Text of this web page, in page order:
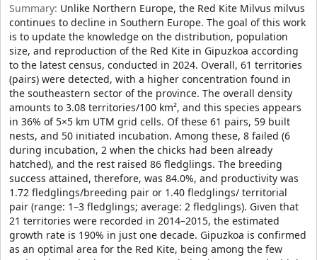
Summary: Unlike Northern Europe, the Red Kite Milvus milvus
continues to decline in Southern Europe. The goal of this work
is to update the knowledge on the distribution, population
size, and reproduction of the Red Kite in Gipuzkoa according
to the latest census, conducted in 2024. Overall, 61 territories
(pairs) were detected, with a higher concentration found in
the southeastern sector of the province. The overall density
amounts to 3.08 territories/100 km², and this species appears
in 36% of 5×5 km UTM grid cells. Of these 61 pairs, 59 built
nests, and 50 initiated incubation. Among these, 8 failed (6
during incubation, 2 when the chicks had been already
hatched), and the rest raised 86 fledglings. The breeding
success attained, therefore, was 84.0%, and productivity was
1.72 fledglings/breeding pair or 1.40 fledglings/ territorial
pair (range: 1–3 fledglings; average: 2 fledglings). Given that
21 territories were recorded in 2014–2015, the estimated
growth rate is 190% in just one decade. Gipuzkoa is confirmed
as an optimal area for the Red Kite, being among the few